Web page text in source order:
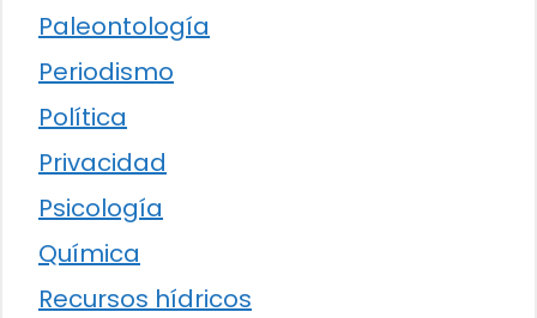
Paleontología
Periodismo
Política
Privacidad
Psicología
Química
Recursos hídricos